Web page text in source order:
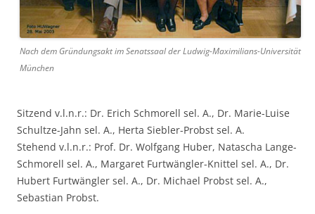
Nach dem Gründungsakt im Senatssaal der Ludwig-Maximilians-Universität
München
Sitzend v.l.n.r.: Dr. Erich Schmorell sel. A., Dr. Marie-Luise
Schultze-Jahn sel. A., Herta Siebler-Probst sel. A.
Stehend v.l.n.r.: Prof. Dr. Wolfgang Huber, Natascha Lange-
Schmorell sel. A., Margaret Furtwängler-Knittel sel. A., Dr.
Hubert Furtwängler sel. A., Dr. Michael Probst sel. A.,
Sebastian Probst.